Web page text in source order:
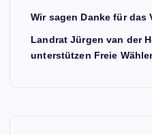
Wir sagen Danke für das
Landrat Jürgen van der
unterstützen Freie